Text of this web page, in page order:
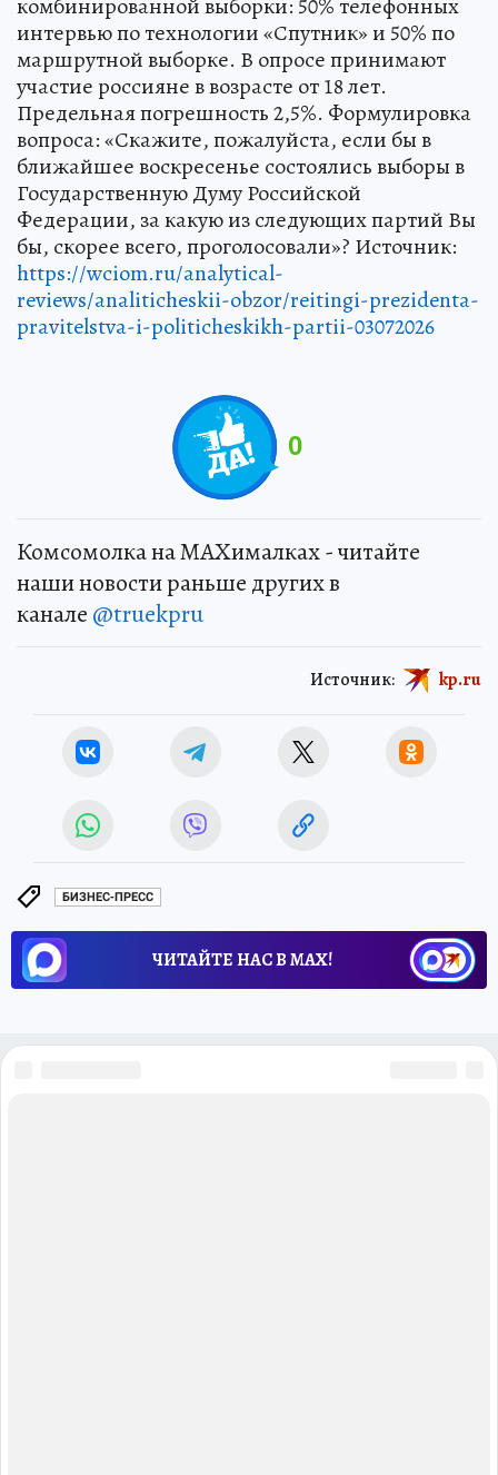
комбинированной выборки: 50% телефонных
интервью по технологии «Спутник» и 50% по
маршрутной выборке. В опросе принимают
участие россияне в возрасте от 18 лет.
Предельная погрешность 2,5%. Формулировка
вопроса: «Скажите, пожалуйста, если бы в
ближайшее воскресенье состоялись выборы в
Государственную Думу Российской
Федерации, за какую из следующих партий Вы
бы, скорее всего, проголосовали»? Источник:
https://wciom.ru/analytical-
reviews/analiticheskii-obzor/reitingi-prezidenta-
pravitelstva-i-politicheskikh-partii-03072026
0
Комсомолка на MAXималках - читайте
наши новости раньше других в
канале @truekpru
Источник: kp.ru
БИЗНЕС-ПРЕСС
ЧИТАЙТЕ НАС В МАХ!